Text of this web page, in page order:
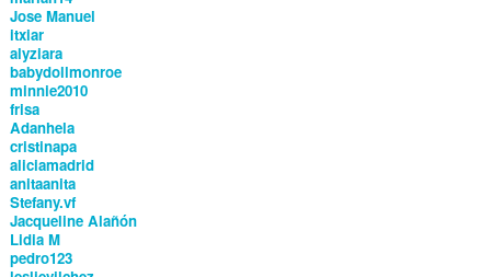
Jose Manuel
itxiar
alyziara
babydollmonroe
minnie2010
frisa
Adanhela
cristinapa
aliciamadrid
anitaanita
Stefany.vf
Jacqueline Alañón
Lidia M
pedro123